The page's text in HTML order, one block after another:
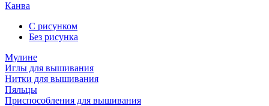
Канва
С рисунком
Без рисунка
Мулине
Иглы для вышивания
Нитки для вышивания
Пяльцы
Приспособления для вышивания